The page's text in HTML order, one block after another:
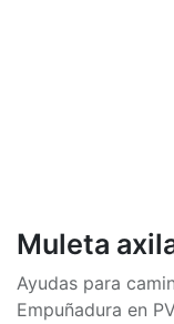
Muleta
Ayudas para
Empuñadura en